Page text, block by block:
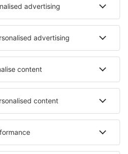
Hotels in Cravanzana
in Los Azufres
in Clenze Hotels in Stryn